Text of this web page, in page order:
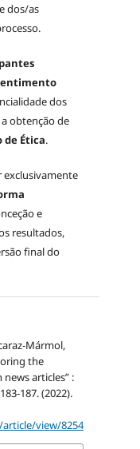
dos/as
dos
obtenção de
de Ética.
e
resultados,
final do
Mármol,
the
articles” :
187. (2022).
view/8254